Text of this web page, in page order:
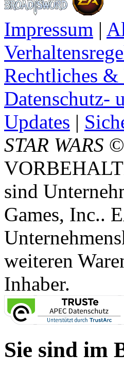
Impressum |
Rechtliches &
Datenschutz-
Updates |
STAR WARS
sind
Games, Inc..
weiteren
Inhaber.
Sie sind im